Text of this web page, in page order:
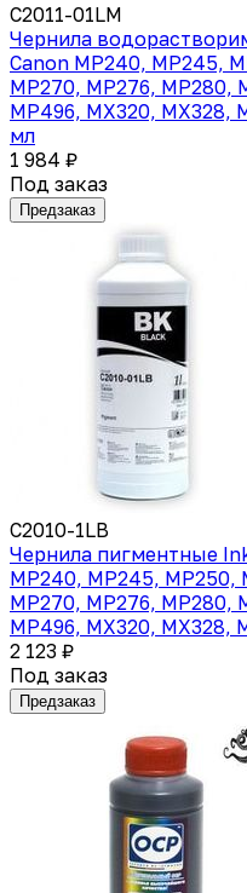
C2011-01LM
Чернила
Canon MP240, MP245,
MP270, MP276, MP280,
MP496, MX320, MX328,
мл
1 984 ₽
Под заказ
Предзаказ
C2010-1LB
Чернила пигментные
MP240, MP245, MP250,
MP270, MP276, MP280,
MP496, MX320, MX328,
2 123 ₽
Под заказ
Предзаказ